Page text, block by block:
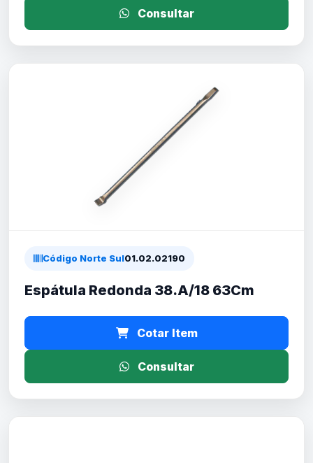
Consultar
Código Norte Sul01.02.02190
Espátula Redonda 38.A/18 63Cm
Cotar Item
Consultar